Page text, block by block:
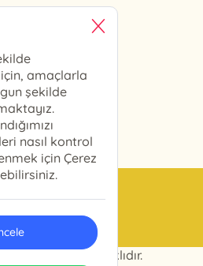
Metinleri
524 10 28
2026 Her hakkı saklıdır.
amaçlarla
şekilde
nasıl kontrol
için Çerez